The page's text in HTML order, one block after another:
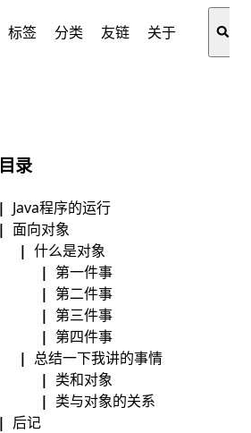
标签 分类 友链 关于
目录
Java程序的运行
面向对象
什么是对象
第一件事
第二件事
第三件事
第四件事
总结一下我讲的事情
类和对象
类与对象的关系
后记